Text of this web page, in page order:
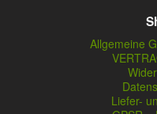
Allgemeine
Liefer-